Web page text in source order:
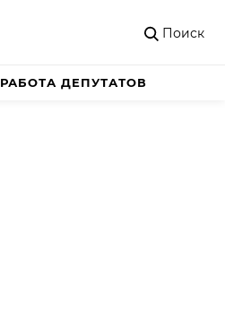
Поиск
РАБОТА ДЕПУТАТОВ